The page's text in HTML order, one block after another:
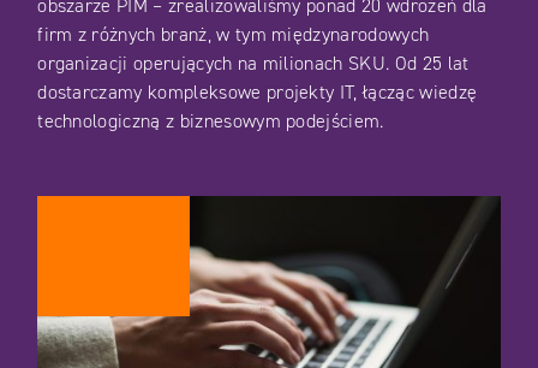
obszarze PIM – zrealizowaliśmy ponad 20 wdrożeń dla
firm z różnych branż, w tym międzynarodowych
organizacji operujących na milionach SKU. Od 25 lat
dostarczamy kompleksowe projekty IT, łącząc wiedzę
technologiczną z biznesowym podejściem.